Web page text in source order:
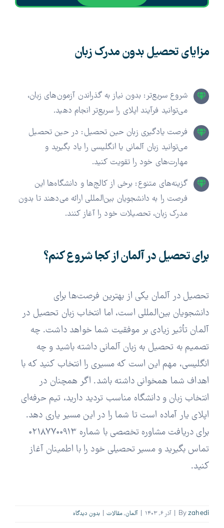
مزایای تحصیل بدون مدرک زبان
شروع سریع‌تر: بدون نیاز به گذراندن آزمون‌های زبان،
می‌توانید فرآیند اپلای را سریع‌تر انجام دهید.
فرصت یادگیری زبان حین تحصیل: در حین تحصیل
می‌توانید زبان آلمانی یا انگلیسی را یاد بگیرید و
مهارت‌های خود را تقویت کنید.
گزینه‌های متنوع: برخی از کالج‌ها و دانشگاه‌ها این
فرصت را به دانشجویان بین‌المللی ارائه می‌دهند تا بدون
مدرک زبان، تحصیلات خود را آغاز کنند.
برای تحصیل در آلمان از کجا شروع کنم؟
تحصیل در آلمان یکی از بهترین فرصت‌ها برای
دانشجویان بین‌المللی است، اما انتخاب زبان تحصیل در
آلمان تأثیر زیادی بر موفقیت شما خواهد داشت. چه
تصمیم به تحصیل به زبان آلمانی داشته باشید و چه
انگلیسی، مهم این است که مسیری را انتخاب کنید که با
اهداف شما همخوانی داشته باشد. اگر همچنان در
انتخاب زبان و دانشگاه مناسب تردید دارید، تیم حرفه‌ای
اپلای یار آماده است تا شما را در این مسیر یاری دهد.
برای دریافت مشاوره تخصصی با شماره ۰۲۱۸۷۷۰۰۹۱۳
تماس بگیرید و مسیر تحصیلی خود را با اطمینان آغاز
کنید.
Byzahedi
| آذر ۶, ۱۴۰۳ | آلمان,مقالات | بدون ديدگاه